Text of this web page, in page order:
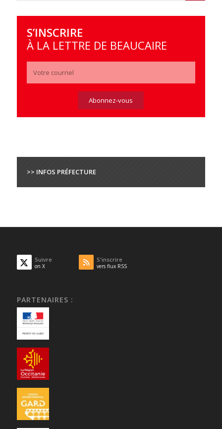
S’INSCRIRE
À LA LETTRE DE BEAUCAIRE
>> INFOS PRÉFECTURE
Suivre
on X
S'inscrire
vers flux RSS
PARTENAIRES :